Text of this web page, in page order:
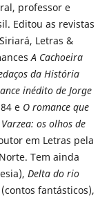
professor e
Editou as revistas
Letras &
A Cachoeira
da História
inédito de Jorge
e O romance que
os olhos de
em Letras pela
Tem ainda
Delta do rio
(contos fantásticos),